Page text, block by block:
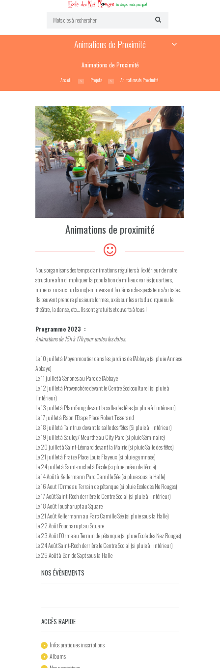
Animations de Proximité
Animations de Proximité
Accueil Projets Animations de Proximité
Animations de proximité
Nous organisons des temps d’animations réguliers à l’extérieur de notre
structure afin d’impliquer la population de milieux variés (quartiers,
milieux ruraux, urbains) en inversant la démarche spectateurs/artistes.
Ils peuvent prendre plusieurs formes, axés sur les arts du cirque ou le
théâtre, la danse, etc… Ils sont gratuits et ouverts à tous !
Programme 2023 :
Animations de 15h à 17h pour toutes les dates.
Le 10 juillet à Moyenmoutier dans les jardins de l’Abbaye (si pluie Annexe
Abbaye)
Le 11 juillet à Senones au Parc de l’Abbaye
Le 12 juillet à Provenchère devant le Centre Socioculturel (si pluie à
l’intérieur)
Le 13 juillet à Plainfaing devant la salle des fêtes (si pluie à l’intérieur)
Le 17 juillet à Raon l’Etape Place Robert Tisserand
Le 18 juillet à Taintrux devant la salle des fêtes (Si pluie à l’intérieur)
Le 19 juillet à Saulcy/ Meurthe au City Parc (si pluie Séminaire)
Le 20 juillet à Saint-Léonard devant la Mairie (si pluie Salle des fêtes)
Le 21 juillet à Fraize Place Louis Flayeux (si pluie gymnase)
Le 24 juillet à Saint-michel à l’école (si pluie préau de l’école)
Le 14 Août à Kellermann Parc Camille Sée (si pluie sous la Halle)
Le 16 Aout l’Orme au Terrain de pétanque (si pluie Ecole des Ne Rouges)
Le 17 Août Saint-Roch derrière le Centre Social (si pluie à l’intérieur)
Le 18 Août Foucharupt au Square
Le 21 Août Kellermann au Parc Camille Sée (si pluie sous la Halle)
Le 22 Août Foucharupt au Square
Le 23 Août l’Orme au Terrain de pétanque (si pluie Ecole des Nez Rouges)
Le 24 Août Saint-Roch derrière le Centre Social (si pluie à l’intérieur)
Le 25 Août à Ban de Sapt sous la Halle
NOS ÉVÈNEMENTS
ACCÈS RAPIDE
Infos pratiques inscriptions
Albums